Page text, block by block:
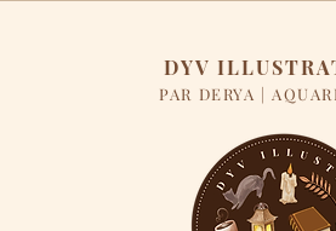
DYV
PAR DERYA |